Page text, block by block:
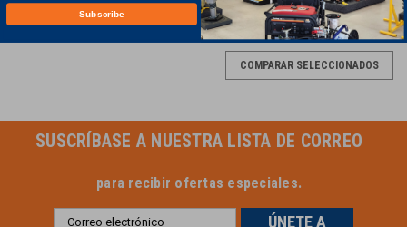
COMPARAR SELECCIONADOS
SUSCRÍBASE A NUESTRA LISTA DE CORREO
para recibir ofertas especiales.
Dirección
Subscribe